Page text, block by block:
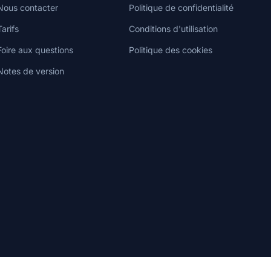
contacter
aux questions
de version
Politique de confidentialité
Conditions d'utilisation
Politique des cookies